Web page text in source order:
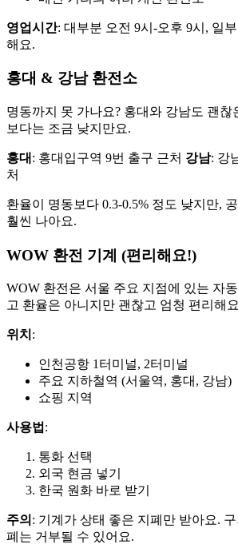
영업시간: 대부분 오전 9시-오후 9시, 일
해요.
홍대 & 강남 환전소
명동까지 못 가나요? 홍대와 강남도 괜찮
보다는 조금 낮지만요.
홍대 : 홍대입구역 9번 출구 근처 강남: 강
처
환율이 명동보다 0.3-0.5% 정도 낮지만,
훨씬 나아요.
WOW 환전 기계 (편리해요!)
WOW 환전은 서울 주요 지점에 있는 자
고 환율은 아니지만 괜찮고 엄청 편리해
위치 :
인천공항 1터미널, 2터미널
주요 지하철역 (서울역, 홍대, 강남)
쇼핑 지역
사용법 :
통화 선택
외국 현금 넣기
한국 원화 바로 받기
주의 : 기계가 상태 좋은 지폐만 받아요.
폐는 거부될 수 있어요.